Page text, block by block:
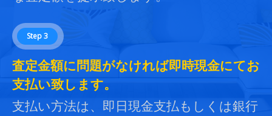
Step 3
査定金額に問題がなければ即時現金にてお
支払い致します。
支払い方法は、即日現金支払もしくは銀行